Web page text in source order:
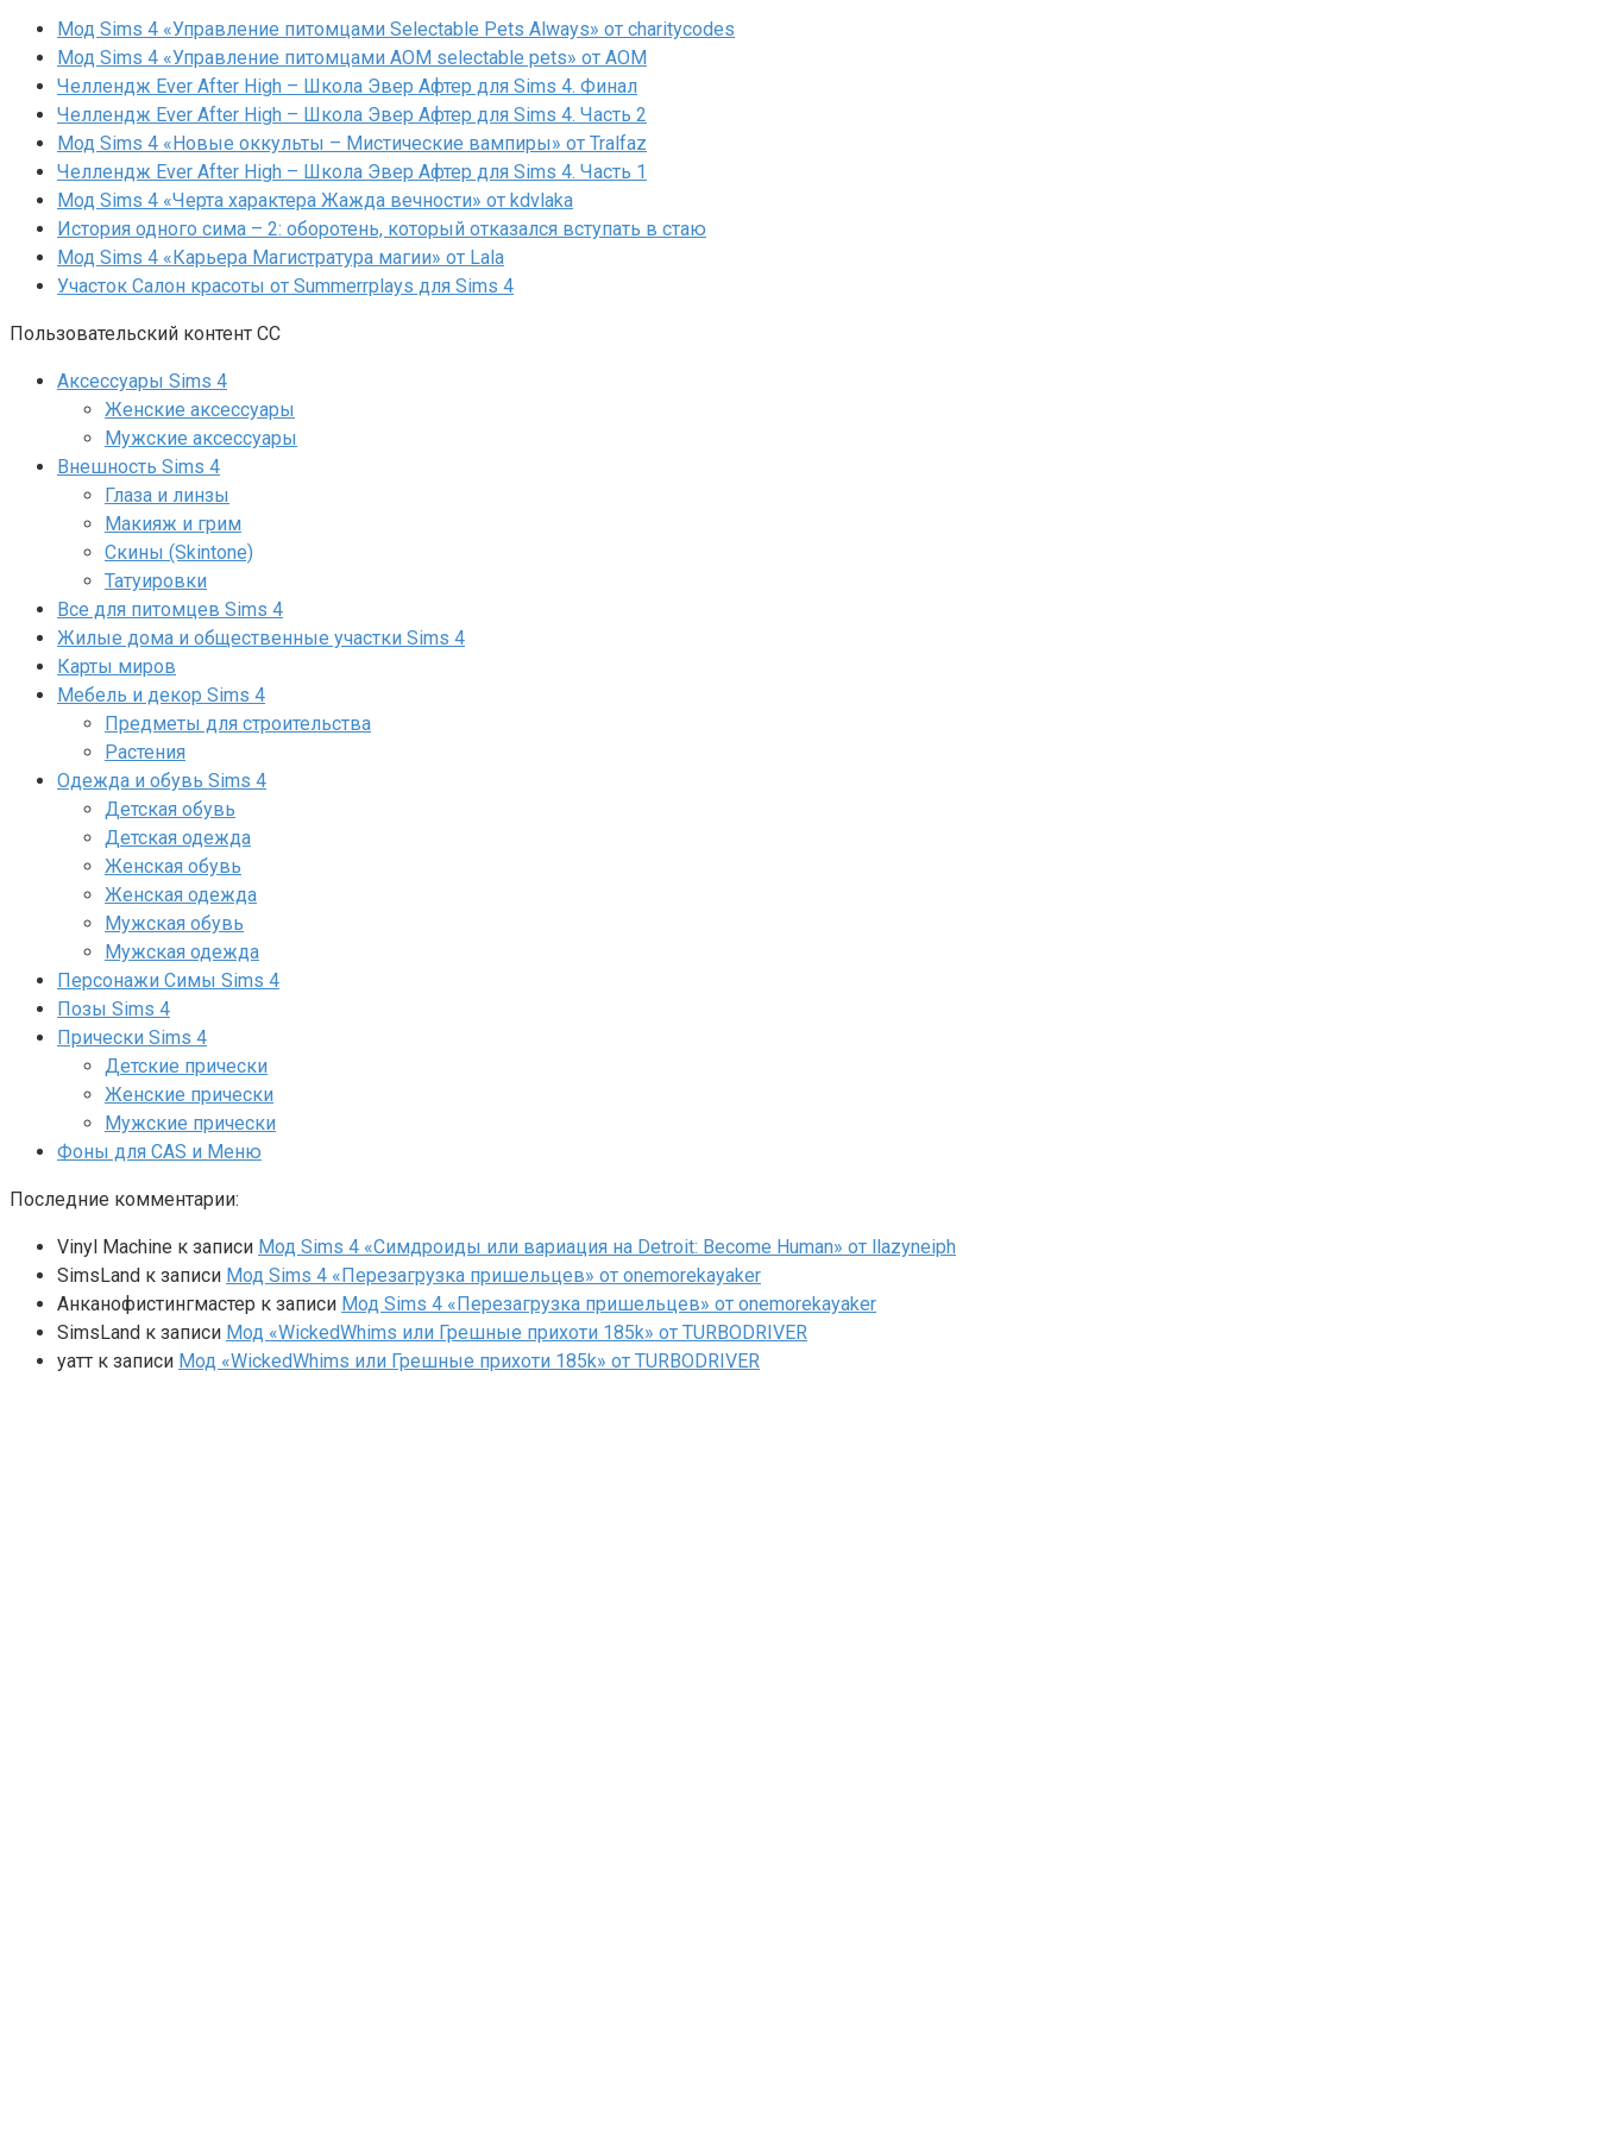
Мод Sims 4 «Управление питомцами Selectable Pets Always» от charitycodes
Мод Sims 4 «Управление питомцами AOM selectable pets» от AOM
Челлендж Ever After High – Школа Эвер Афтер для Sims 4. Финал
Челлендж Ever After High – Школа Эвер Афтер для Sims 4. Часть 2
Мод Sims 4 «Новые оккульты – Мистические вампиры» от Tralfaz
Челлендж Ever After High – Школа Эвер Афтер для Sims 4. Часть 1
Мод Sims 4 «Черта характера Жажда вечности» от kdvlaka
История одного сима – 2: оборотень, который отказался вступать в стаю
Мод Sims 4 «Карьера Магистратура магии» от Lala
Участок Салон красоты от Summerrplays для Sims 4
Пользовательский контент СС
Аксессуары Sims 4
Женские аксессуары
Мужские аксессуары
Внешность Sims 4
Глаза и линзы
Макияж и грим
Скины (Skintone)
Татуировки
Все для питомцев Sims 4
Жилые дома и общественные участки Sims 4
Карты миров
Мебель и декор Sims 4
Предметы для строительства
Растения
Одежда и обувь Sims 4
Детская обувь
Детская одежда
Женская обувь
Женская одежда
Мужская обувь
Мужская одежда
Персонажи Симы Sims 4
Позы Sims 4
Прически Sims 4
Детские прически
Женские прически
Мужские прически
Фоны для CAS и Меню
Последние комментарии:
Vinyl Machine к записи Мод Sims 4 «Симдроиды или вариация на Detroit: Become Human» от llazyneiph
SimsLand к записи Мод Sims 4 «Перезагрузка пришельцев» от onemorekayaker
Анканофистингмастер к записи Мод Sims 4 «Перезагрузка пришельцев» от onemorekayaker
SimsLand к записи Мод «WickedWhims или Грешные прихоти 185k» от TURBODRIVER
yaтт к записи Мод «WickedWhims или Грешные прихоти 185k» от TURBODRIVER